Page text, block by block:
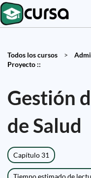
Todos los cursos >
Proyecto ::
Gestión
de Salud
Capítulo 31
Tiempo estimado de